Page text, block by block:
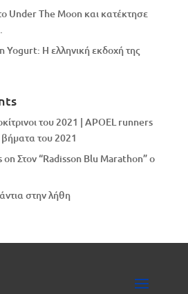
The Moon και κατέκτησε
Yogurt: Η ελληνική εκδοχή της
του 2021 | APOEL runners
βήματα του 2021
onΣτον “Radisson Blu Marathon” ο
στην λήθη